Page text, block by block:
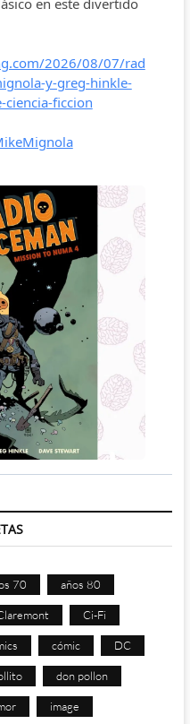
70 años 80
Ci-Fi
cómic DC
don pollon
image